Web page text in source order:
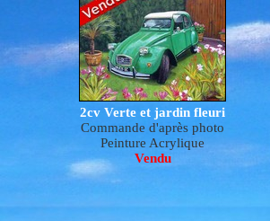
2cv Verte et jardin fleuri
Commande d'après photo
Peinture Acrylique
Vendu